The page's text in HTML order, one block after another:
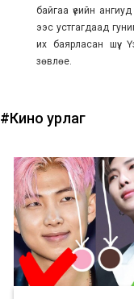
байгаа үеийн
ээс устгагдаад
их баярласан шүү.
зөвлөе.
#Кино урлаг